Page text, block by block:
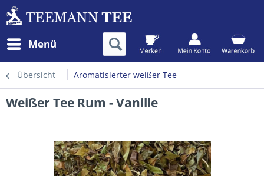
Menü
Übersicht Aromatisierter weißer Tee
Weißer Tee Rum - Vanille